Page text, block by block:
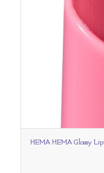
HEMA HEMA Glossy